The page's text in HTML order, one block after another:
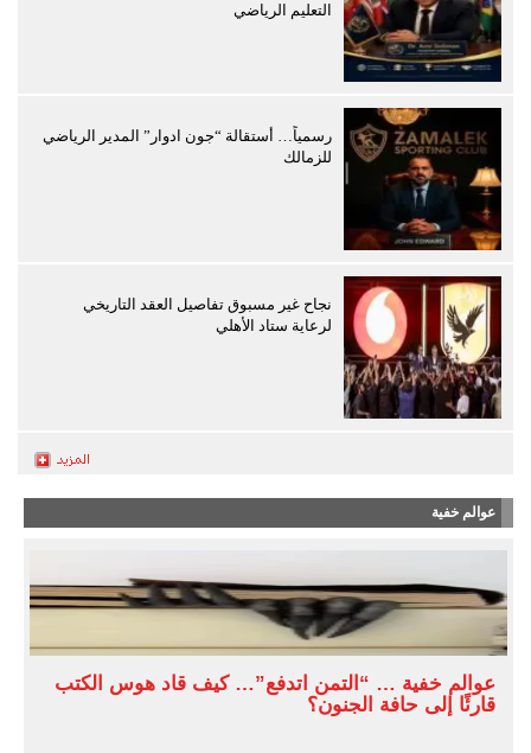
التعليم الرياضي
رسمياً… أستقالة “جون ادوار” المدير الرياضي
للزمالك
نجاح غير مسبوق تفاصيل العقد التاريخي
لرعاية ستاد الأهلي
عوالم خفية
عوالم خفية … “التمن اتدفع”… كيف قاد هوس الكتب
قارئًا إلى حافة الجنون؟